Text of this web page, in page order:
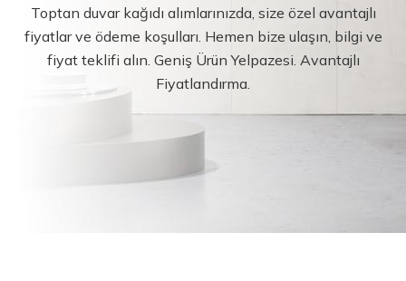
Toptan duvar kağıdı alımlarınızda, size özel avantajlı
fiyatlar ve ödeme koşulları. Hemen bize ulaşın, bilgi ve
fiyat teklifi alın. Geniş Ürün Yelpazesi. Avantajlı
Fiyatlandırma.